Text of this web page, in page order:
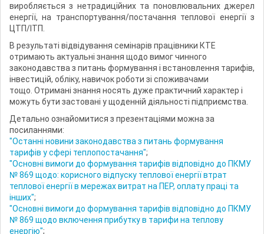
виробляється з нетрадиційних та поновлювальних джерел
енергії, на транспортування/постачання теплової енергії з
ЦТП/ІТП.
В результаті відвідування семінарів працівники КТЕ
отримають актуальні знання щодо вимог чинного
законодавства з питань формування і встановлення тарифів,
інвестицій, обліку, навичок роботи зі споживачами
тощо. Отримані знання носять дуже практичний характер і
можуть бути застовані у щоденній діяльності підприємства.
Детально ознайомитися з презентаціями можна за
посиланнями:
"Останні новини законодавства з питань формування
тарифів у сфері теплопостачання";
"Основні вимоги до формування тарифів відповідно до ПКМУ
№ 869 щодо: корисного відпуску теплової енергії втрат
теплової енергії в мережах витрат на ПЕР, оплату праці та
інших";
"Основні вимоги до формування тарифів відповідно до ПКМУ
№ 869 щодо включення прибутку в тарифи на теплову
енергію";